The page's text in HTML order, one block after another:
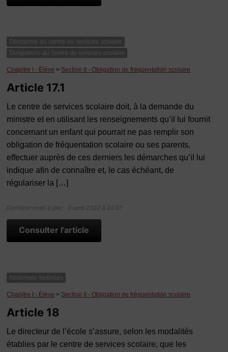
Démarche du centre de services scolaire
Obligations du centre de services scolaire
Chapitre I - Élève > Section II - Obligation de fréquentation scolaire
Article 17.1
Le centre de services scolaire doit, à la demande du
ministre et en utilisant les renseignements qu’il lui fournit
concernant un enfant qui pourrait ne pas remplir son
obligation de fréquentation scolaire ou ses parents,
effectuer auprès de ces derniers les démarches qu’il lui
indique afin de connaître et, le cas échéant, de
régulariser la […]
Dernière mise à jour : 6 avril 2022 à 10:07
Consulter l'article
Absences motivées
Chapitre I - Élève > Section II - Obligation de fréquentation scolaire
Article 18
Le directeur de l’école s’assure, selon les modalités
établies par le centre de services scolaire, que les